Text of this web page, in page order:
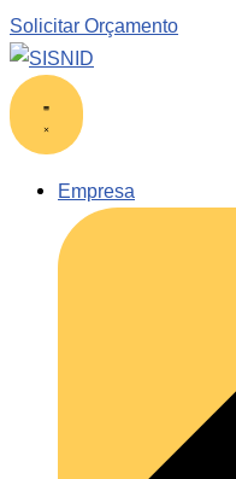
Solicitar Orçamento
Empresa